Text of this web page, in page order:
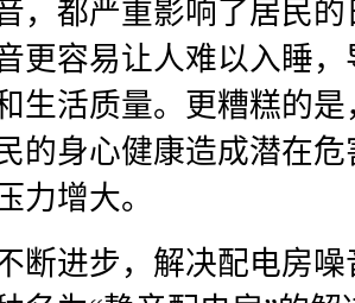
，都严重影响了居民
更容易让人难以入睡
生活质量。更糟糕的
的身心健康造成潜在
力增大。
断进步，解决配电房